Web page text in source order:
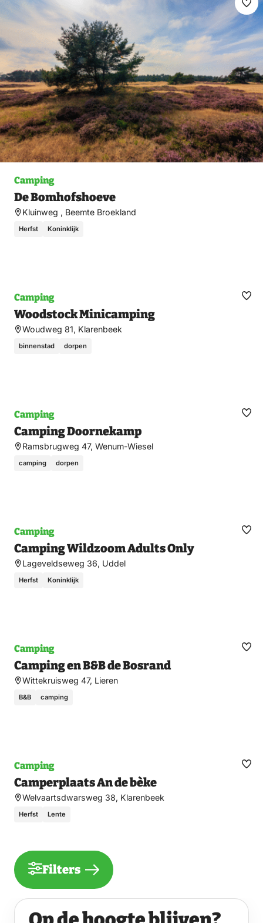
Camping
De Bomhofshoeve
Kluinweg , Beemte Broekland
Herfst Koninklijk
Camping
Woodstock Minicamping
Woudweg 81, Klarenbeek
binnenstad dorpen
Camping
Camping Doornekamp
Ramsbrugweg 47, Wenum-Wiesel
camping dorpen
Camping
Camping Wildzoom Adults Only
Lageveldseweg 36, Uddel
Herfst Koninklijk
Camping
Camping en B&B de Bosrand
Wittekruisweg 47, Lieren
B&B camping
Camping
Camperplaats An de bèke
Welvaartsdwarsweg 38, Klarenbeek
Herfst Lente
Filters